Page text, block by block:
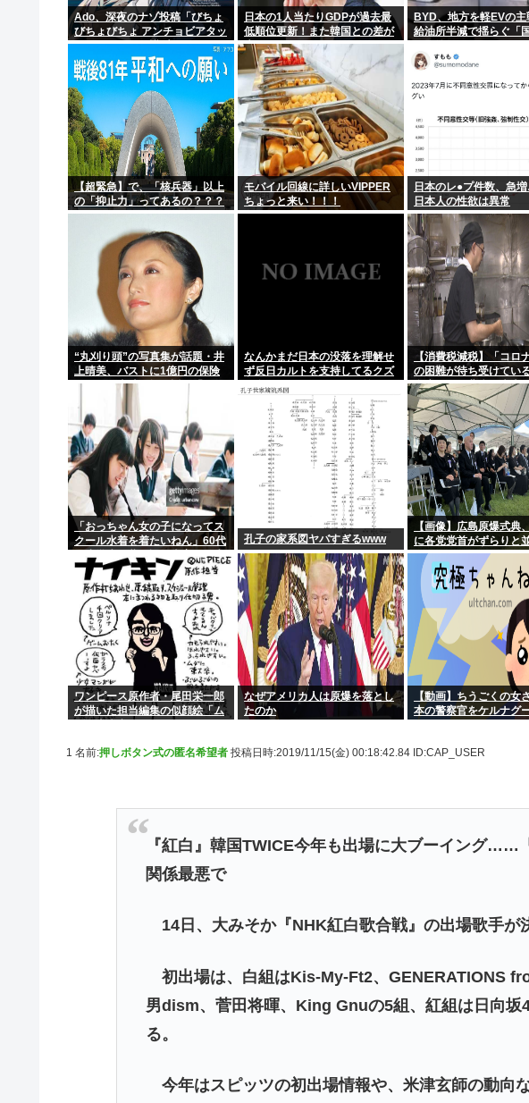
Ado、深夜のナゾ投稿「びちょ
びちょびちょ アンチョビアタッ
ク！」 SNSに反響広がる
日本の1人当たりGDPが過去最
低順位更新！また韓国との差が
広がりました
BYD、地方を軽EVの主
給油所半減で揺らぐ「
【超緊急】で、「核兵器」以上
の「抑止力」ってあるの？？？
www
モバイル回線に詳しいVIPPER
ちょっと来い！！！
日本のレ●プ件数、急
日本人の性欲は異常
“丸刈り頭”の写真集が話題・井
上晴美、バストに1億円の保険
をかけた当時を振り返る「すご
く不思議な感覚」
なんかまだ日本の没落を理解せ
ず反日カルトを支持してるクズ
が多いんだけどなんだお前ら
【消費税減税】「コロ
の困難が待ち受けてい
食店からは悲痛な声上
される”外食離れ” 中小
入の減少危惧「農家離
が…」
「おっちゃん女の子になってス
クール水着を着たいねん」60代
が小学生に夢を語る事案が発生
孔子の家系図ヤバすぎるwww
【画像】広島原爆式典
に各党党首がずらりと
ワンピース原作者・尾田栄一郎
が描いた担当編集の似顔絵「ム
なぜアメリカ人は原爆を落とし
たのか
【動画】ちうごくの女
本の警察官をケルナグ
1 名前:押しボタン式の匿名希望者 投稿日時:2019/11/15(金) 00:18:42.84 ID:CAP_USER
『紅白』韓国TWICE今年も出場に大ブーイング……
関係最悪で
14日、大みそか『NHK紅白歌合戦』の出場歌手が
初出場は、白組はKis-My-Ft2、GENERATIONS
男dism、菅田将暉、King Gnuの5組、紅組は日向
る。
今年はスピッツの初出場情報や、米津玄師の動向